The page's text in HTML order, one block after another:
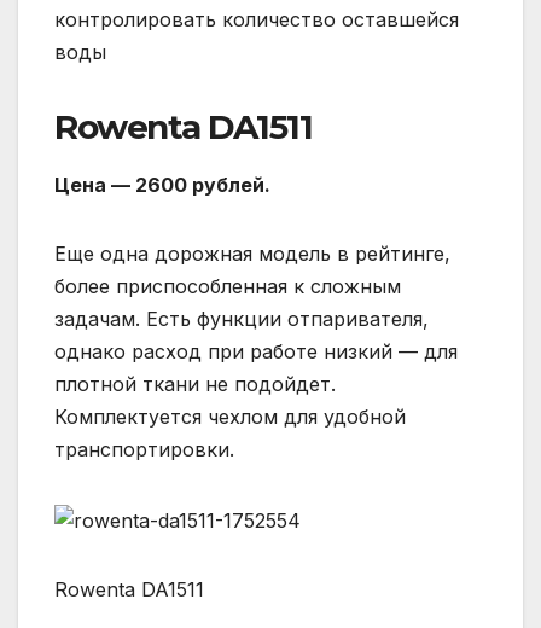
контролировать количество оставшейся
воды
Rowenta DA1511
Цена — 2600 рублей.
Еще одна дорожная модель в рейтинге,
более приспособленная к сложным
задачам. Есть функции отпаривателя,
однако расход при работе низкий — для
плотной ткани не подойдет.
Комплектуется чехлом для удобной
транспортировки.
Rowenta DA1511